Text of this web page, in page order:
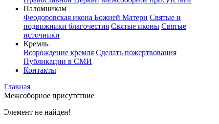
Паломникам
Феодоровская икона Божией Матери Святые и
подвижники благочестия Святые иконы Святые
источники
Кремль
Возрождение кремля Сделать пожертвования
Публикации в СМИ
Контакты
Главная
Межсоборное присутствие
Элемент не найден!